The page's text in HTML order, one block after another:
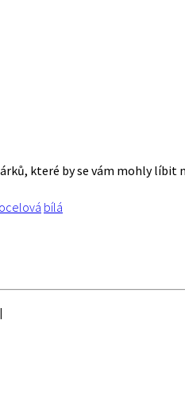
které by se vám mohly líbit
ocelová bílá
|